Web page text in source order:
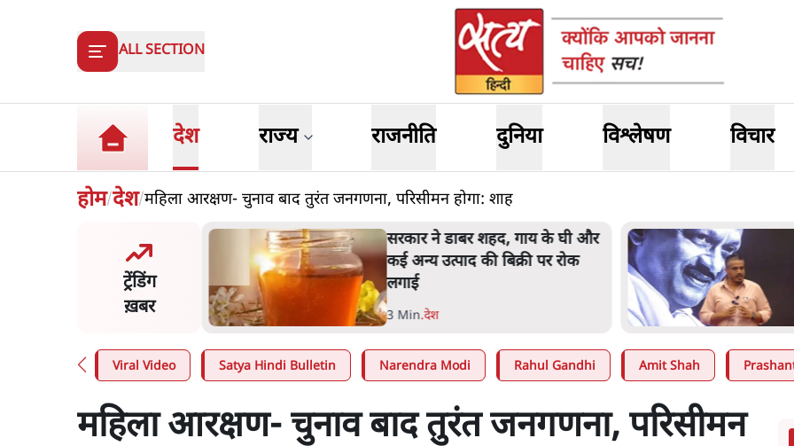
ALL SECTION
देश राज्य राजनीति दुनिया विश्लेषण विचार
होम/देश/महिला आरक्षण- चुनाव बाद तुरंत जनगणना, परिसीमन होगा: शाह
ट्रेंडिंग
ख़बर
ने डाबर शहद, गाय के घी और
उत्पाद की बिक्री पर रोक
'महाराष्ट्र में गैर बीजेपी वोटरों के नामों
को काटने की बड़ी साज़िश'- रोहित
पवार का आरोप
4 Min.महाराष्ट्र
Viral Video Satya Hindi Bulletin Narendra Modi Rahul Gandhi Amit Shah
महिला आरक्षण- चुनाव बाद तुरंत जनगणना, परिसीमन